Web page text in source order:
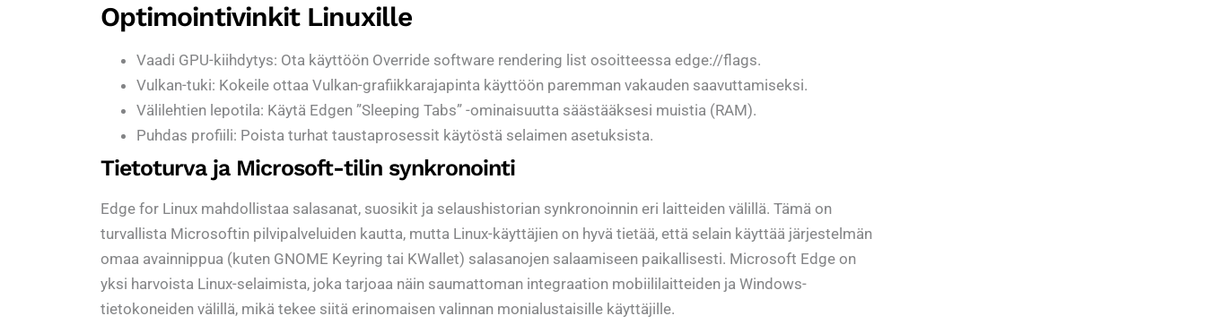
Optimointivinkit Linuxille
Vaadi GPU-kiihdytys: Ota käyttöön Override software rendering list osoitteessa edge://flags.
Vulkan-tuki: Kokeile ottaa Vulkan-grafiikkarajapinta käyttöön paremman vakauden saavuttamiseksi.
Välilehtien lepotila: Käytä Edgen ”Sleeping Tabs” -ominaisuutta säästääksesi muistia (RAM).
Puhdas profiili: Poista turhat taustaprosessit käytöstä selaimen asetuksista.
Tietoturva ja Microsoft-tilin synkronointi
Edge for Linux mahdollistaa salasanat, suosikit ja selaushistorian synkronoinnin eri laitteiden välillä. Tämä on
turvallista Microsoftin pilvipalveluiden kautta, mutta Linux-käyttäjien on hyvä tietää, että selain käyttää järjestelmän
omaa avainnippua (kuten GNOME Keyring tai KWallet) salasanojen salaamiseen paikallisesti. Microsoft Edge on
yksi harvoista Linux-selaimista, joka tarjoaa näin saumattoman integraation mobiililaitteiden ja Windows-
tietokoneiden välillä, mikä tekee siitä erinomaisen valinnan monialustaisille käyttäjille.